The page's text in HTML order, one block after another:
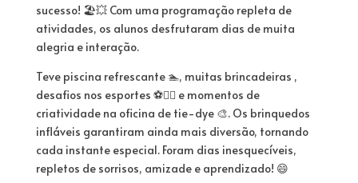
sucesso! 🏖️💥 Com uma programação repleta de
atividades, os alunos desfrutaram dias de muita
alegria e interação.
Teve piscina refrescante 🏊, muitas brincadeiras ,
desafios nos esportes ⚽️🤾‍♂️ e momentos de
criatividade na oficina de tie-dye 🎨. Os brinquedos
infláveis ​​garantiram ainda mais diversão, tornando
cada instante especial. Foram dias inesquecíveis,
repletos de sorrisos, amizade e aprendizado! 😄